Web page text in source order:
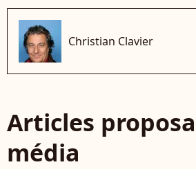
Christian Clavier
Articles
média